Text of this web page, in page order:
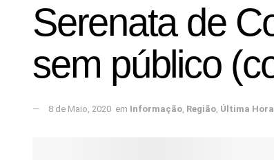
Serenata de
sem público
8 de Maio, 2020 em Informação, Região, Última Hora